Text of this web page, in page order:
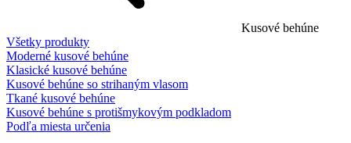
Kusové behúne
Všetky produkty
Moderné kusové behúne
Klasické kusové behúne
Kusové behúne so strihaným vlasom
Tkané kusové behúne
Kusové behúne s protišmykovým podkladom
Podľa miesta určenia